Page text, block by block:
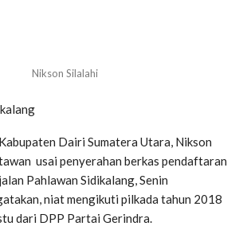
Nikson Silalahi
Dairi Sumatera Utara, Nikson
usai penyerahan berkas pendaftaran
Pahlawan Sidikalang, Senin
niat mengikuti pilkada tahun 2018
dari DPP Partai Gerindra.